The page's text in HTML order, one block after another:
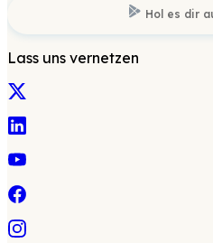
Hol es dir
Lass uns vernetzen